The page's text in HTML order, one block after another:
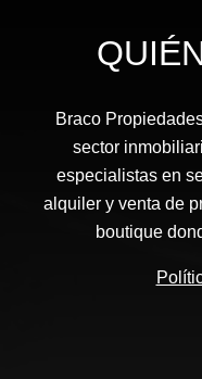
Braco
sector
especialistas en
alquiler y venta de
boutique